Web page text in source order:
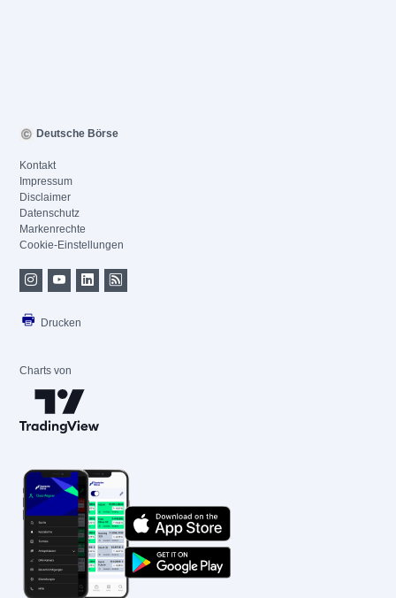
Deutsche Börse
Kontakt
Impressum
Disclaimer
Datenschutz
Markenrechte
Cookie-Einstellungen
Drucken
Charts von